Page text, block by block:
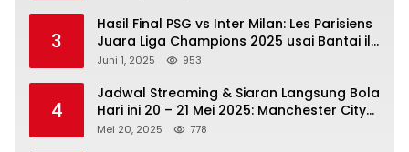
3
Hasil Final PSG vs Inter Milan: Les Parisiens
Juara Liga Champions 2025 usai Bantai il
Nerazzurri
Juni 1, 2025 953
4
Jadwal Streaming & Siaran Langsung Bola
Hari ini 20 – 21 Mei 2025: Manchester City
vs Bournemouth
Mei 20, 2025 778